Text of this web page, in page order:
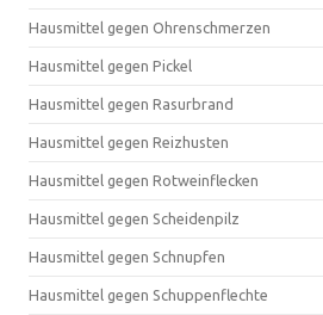
Hausmittel gegen Ohrenschmerzen
Hausmittel gegen Pickel
Hausmittel gegen Rasurbrand
Hausmittel gegen Reizhusten
Hausmittel gegen Rotweinflecken
Hausmittel gegen Scheidenpilz
Hausmittel gegen Schnupfen
Hausmittel gegen Schuppenflechte